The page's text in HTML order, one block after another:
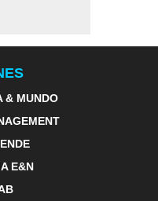
& MUNDO
E&N